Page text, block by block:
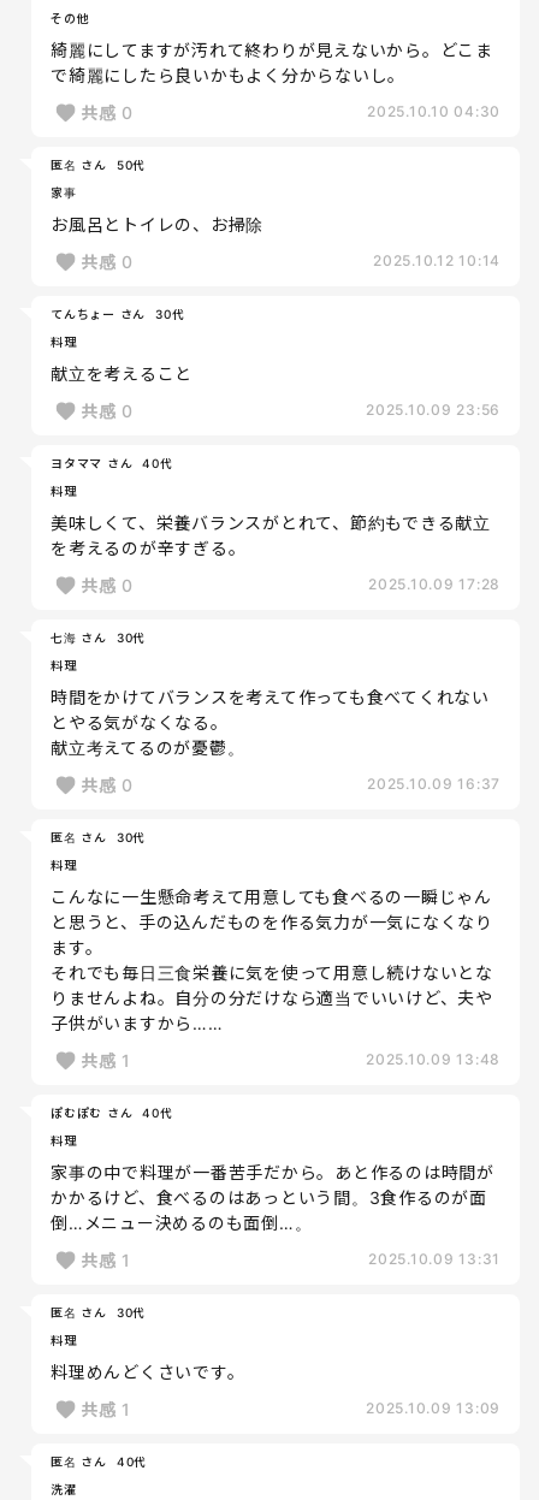
その他
綺麗にしてますが汚れて終わりが見えないから。どこま
で綺麗にしたら良いかもよく分からないし。
共感 0 2025.10.10 04:30
匿名 さん
50代
家事
お風呂とトイレの、お掃除
共感 0 2025.10.12 10:14
てんちょー さん
30代
料理
献立を考えること
共感 0 2025.10.09 23:56
ヨタママ さん
40代
料理
美味しくて、栄養バランスがとれて、節約もできる献立
を考えるのが辛すぎる。
共感 0 2025.10.09 17:28
七海 さん
30代
料理
時間をかけてバランスを考えて作っても食べてくれない
とやる気がなくなる。
献立考えてるのが憂鬱。
共感 0 2025.10.09 16:37
匿名 さん
30代
料理
こんなに一生懸命考えて用意しても食べるの一瞬じゃん
と思うと、手の込んだものを作る気力が一気になくなり
ます。
それでも毎日三食栄養に気を使って用意し続けないとな
りませんよね。自分の分だけなら適当でいいけど、夫や
子供がいますから……
共感 1 2025.10.09 13:48
ぽむぽむ さん
40代
料理
家事の中で料理が一番苦手だから。あと作るのは時間が
かかるけど、食べるのはあっという間。3食作るのが面
倒…メニュー決めるのも面倒…。
共感 1 2025.10.09 13:31
匿名 さん
30代
料理
料理めんどくさいです。
共感 1 2025.10.09 13:09
匿名 さん
40代
洗濯